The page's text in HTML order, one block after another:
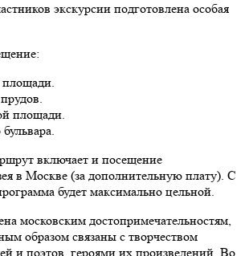
экскурсии подготовлена особая
площади.
включает и посещение
в Москве (за дополнительную плату). С
будет максимально цельной.
московским достопримечательностям,
образом связаны с творчеством
и поэтов, героями их произведений. Во